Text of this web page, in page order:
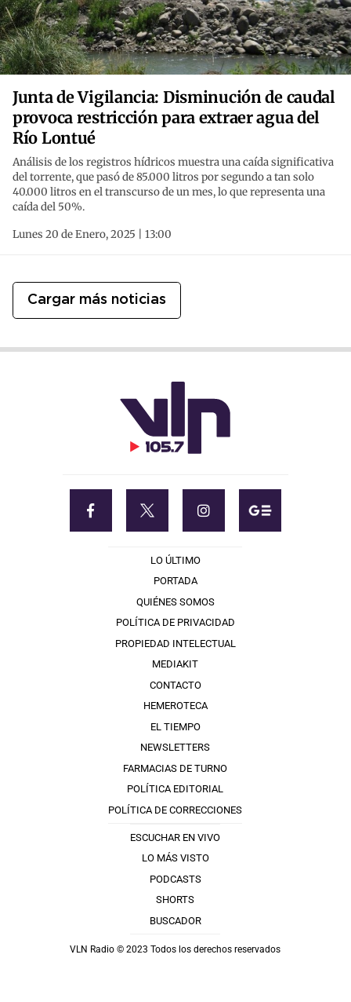
Junta de Vigilancia: Disminución de caudal
provoca restricción para extraer agua del
Río Lontué
Análisis de los registros hídricos muestra una caída significativa
del torrente, que pasó de 85.000 litros por segundo a tan solo
40.000 litros en el transcurso de un mes, lo que representa una
caída del 50%.
Lunes 20 de Enero, 2025 | 13:00
Cargar más noticias
LO ÚLTIMO
PORTADA
QUIÉNES SOMOS
POLÍTICA DE PRIVACIDAD
PROPIEDAD INTELECTUAL
MEDIAKIT
CONTACTO
HEMEROTECA
EL TIEMPO
NEWSLETTERS
FARMACIAS DE TURNO
POLÍTICA EDITORIAL
POLÍTICA DE CORRECCIONES
ESCUCHAR EN VIVO
LO MÁS VISTO
PODCASTS
SHORTS
BUSCADOR
VLN Radio © 2023 Todos los derechos reservados